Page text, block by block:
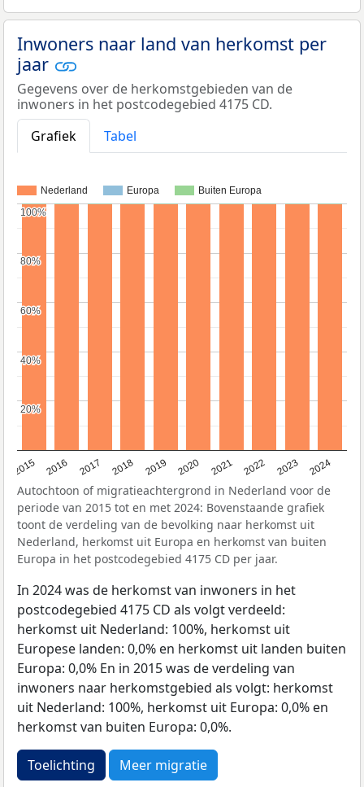
Inwoners naar land van herkomst per
jaar
Gegevens over de herkomstgebieden van de
inwoners in het postcodegebied 4175 CD.
Grafiek
Tabel
Nederland Europa Buiten Europa
2015 2016 2017 2018 2019 2020 2021 2022 2023 2024
20%
20%
40%
40%
60%
60%
80%
80%
100%
100%
Autochtoon of migratieachtergrond in Nederland voor de
periode van 2015 tot en met 2024: Bovenstaande grafiek
toont de verdeling van de bevolking naar herkomst uit
Nederland, herkomst uit Europa en herkomst van buiten
Europa in het postcodegebied 4175 CD per jaar.
In 2024 was de herkomst van inwoners in het
postcodegebied 4175 CD als volgt verdeeld:
herkomst uit Nederland: 100%, herkomst uit
Europese landen: 0,0% en herkomst uit landen buiten
Europa: 0,0% En in 2015 was de verdeling van
inwoners naar herkomstgebied als volgt: herkomst
uit Nederland: 100%, herkomst uit Europa: 0,0% en
herkomst van buiten Europa: 0,0%.
Toelichting Meer migratie